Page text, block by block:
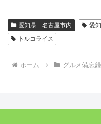
愛知県 名古屋市内 愛
トルコライス
ホーム グルメ備忘録